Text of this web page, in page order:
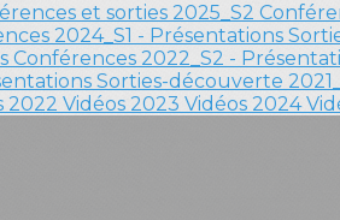
et sorties 2025_S2
2024_S1 - Présentations
Conférences 2022_S2 -
Sorties-découverte
2022 Vidéos 2023 Vidéos 2024